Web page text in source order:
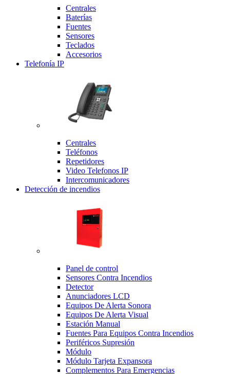
Centrales
Baterías
Fuentes
Sensores
Teclados
Accesorios
Telefonía IP
Centrales
Teléfonos
Repetidores
Video Telefonos IP
Intercomunicadores
Detección de incendios
Panel de control
Sensores Contra Incendios
Detector
Anunciadores LCD
Equipos De Alerta Sonora
Equipos De Alerta Visual
Estación Manual
Fuentes Para Equipos Contra Incendios
Periféricos Supresión
Módulo
Módulo Tarjeta Expansora
Complementos Para Emergencias